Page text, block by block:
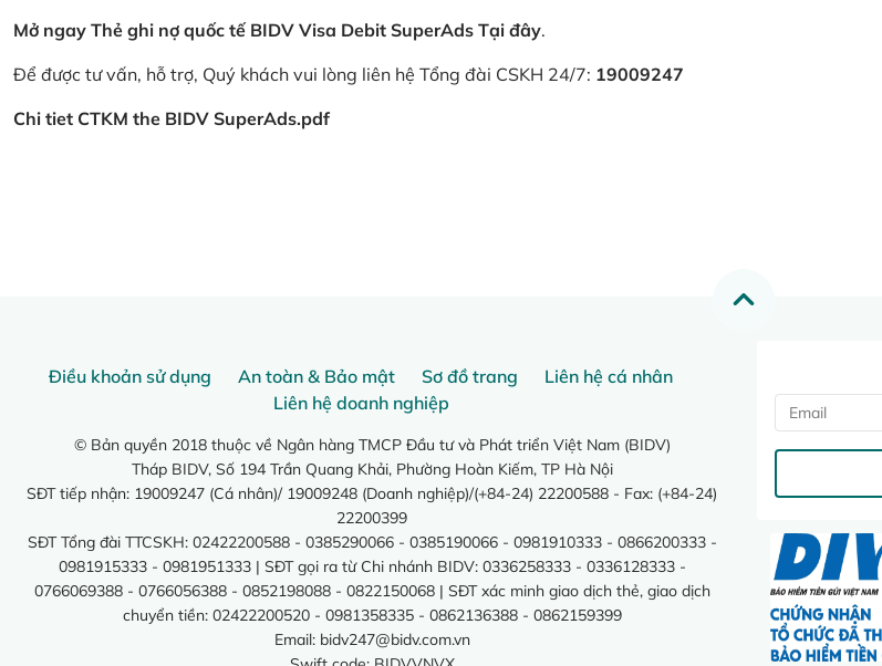
Mở ngay Thẻ ghi nợ quốc tế BIDV Visa Debit SuperAds Tại đây.
Để được tư vấn, hỗ trợ, Quý khách vui lòng liên hệ Tổng đài CSKH 24/7: 19009247
Chi tiet CTKM the BIDV SuperAds.pdf
Điều khoản sử dụng An toàn & Bảo mật Sơ đồ trang
Liên hệ cá nhân
Liên hệ doanh nghiệp
© Bản quyền 2018 thuộc về Ngân hàng TMCP Đầu tư và Phát triển Việt Nam (BIDV)
Tháp BIDV, Số 194 Trần Quang Khải, Phường Hoàn Kiếm, TP Hà Nội
SĐT tiếp nhận: 19009247 (Cá nhân)/ 19009248 (Doanh nghiệp)/(+84-24) 22200588 - Fax: (+84-24)
22200399
SĐT Tổng đài TTCSKH: 02422200588 - 0385290066 - 0385190066 - 0981910333 - 0866200333 -
0981915333 - 0981951333 | SĐT gọi ra từ Chi nhánh BIDV: 0336258333 - 0336128333 -
0766069388 - 0766056388 - 0852198088 - 0822150068 | SĐT xác minh giao dịch thẻ, giao dịch
chuyển tiền: 02422200520 - 0981358335 - 0862136388 - 0862159399
Email: bidv247@bidv.com.vn